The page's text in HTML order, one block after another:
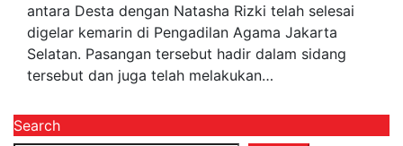
antara Desta dengan Natasha Rizki telah selesai
digelar kemarin di Pengadilan Agama Jakarta
Selatan. Pasangan tersebut hadir dalam sidang
tersebut dan juga telah melakukan…
Search